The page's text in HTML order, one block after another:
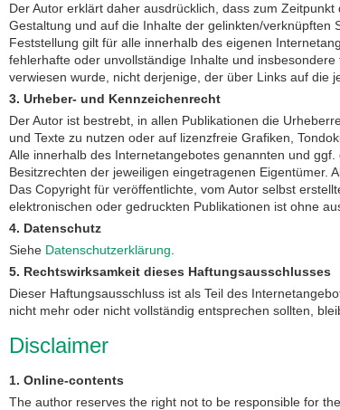
Der Autor erklärt daher ausdrücklich, dass zum
Gestaltung und auf die Inhalte der gelinkten/
Feststellung gilt für alle innerhalb des eigenen
fehlerhafte oder unvollständige Inhalte und
verwiesen wurde, nicht derjenige, der über Links auf die
3. Urheber- und Kennzeichenrecht
Der Autor ist bestrebt, in allen Publikationen die
und Texte zu nutzen oder auf lizenzfreie Grafiken,
Alle innerhalb des Internetangebotes genannten und
Besitzrechten der jeweiligen eingetragenen Eigentümer.
Das Copyright für veröffentlichte, vom Autor selbst
elektronischen oder gedruckten Publikationen ist ohne
4. Datenschutz
Siehe Datenschutzerklärung
5. Rechtswirksamkeit dieses Haftungsausschlusses
Dieser Haftungsausschluss ist als Teil des
nicht mehr oder nicht vollständig entsprechen sollten,
Disclaimer
1. Online-contents
The author reserves the right not to be responsible for